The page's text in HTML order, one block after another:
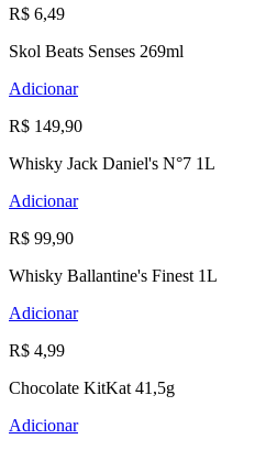
R$ 6,49
Skol Beats Senses 269ml
Adicionar
R$ 149,90
Whisky Jack Daniel's N°7 1L
Adicionar
R$ 99,90
Whisky Ballantine's Finest 1L
Adicionar
R$ 4,99
Chocolate KitKat 41,5g
Adicionar